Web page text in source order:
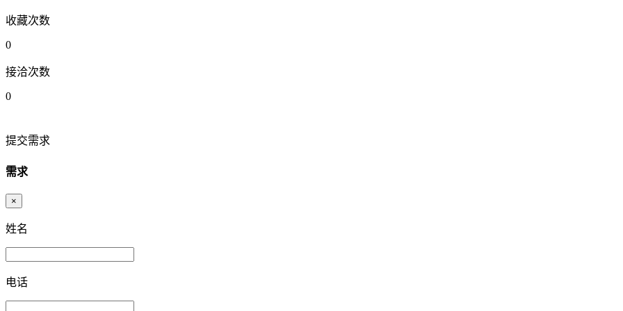
收藏次数
0
接洽次数
0
提交需求
需求
×
姓名
电话